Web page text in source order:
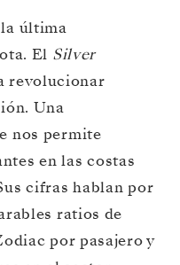
última
El Silver
revolucionar
Una
nos permite
en las costas
cifras hablan por
ratios de
por pasajero y